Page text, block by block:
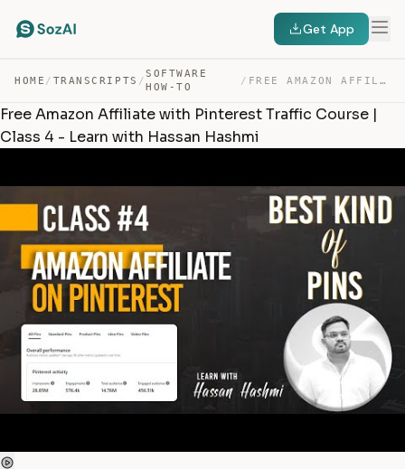
Get App
HOME / TRANSCRIPTS /
SOFTWARE
HOW-TO
/ FREE AMAZON AFFILIATE WITH PINTEREST TRAFFIC COURSE | C… — TRANSCRIPT
Free Amazon Affiliate with Pinterest Traffic Course |
Class 4 - Learn with Hassan Hashmi